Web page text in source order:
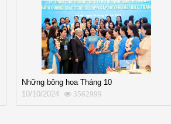
Những bông hoa Tháng 10
10/10/2024
3562999